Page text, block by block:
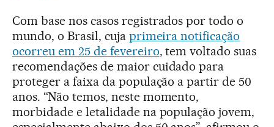
Com base nos casos registrados por todo o
mundo, o Brasil, cuja primeira notificação
ocorreu em 25 de fevereiro, tem voltado suas
recomendações de maior cuidado para
proteger a faixa da população a partir de 50
anos. “Não temos, neste momento,
morbidade e letalidade na população jovem,